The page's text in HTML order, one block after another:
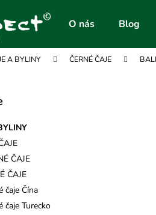
O nás Blog
A BYLINY ČERNÉ ČAJE
ČAJE
ČAJE
čaje Čína
čaje Turecko